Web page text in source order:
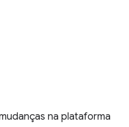
na plataforma